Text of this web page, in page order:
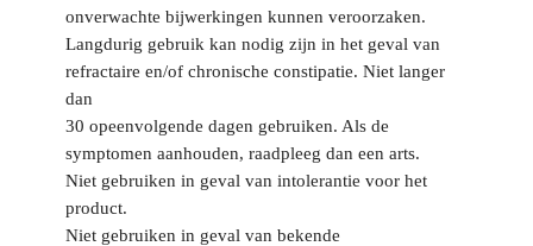
onverwachte bijwerkingen kunnen veroorzaken.
Langdurig gebruik kan nodig zijn in het geval van
refractaire en/of chronische constipatie. Niet langer
dan
30 opeenvolgende dagen gebruiken. Als de
symptomen aanhouden, raadpleeg dan een arts.
Niet gebruiken in geval van intolerantie voor het
product.
Niet gebruiken in geval van bekende